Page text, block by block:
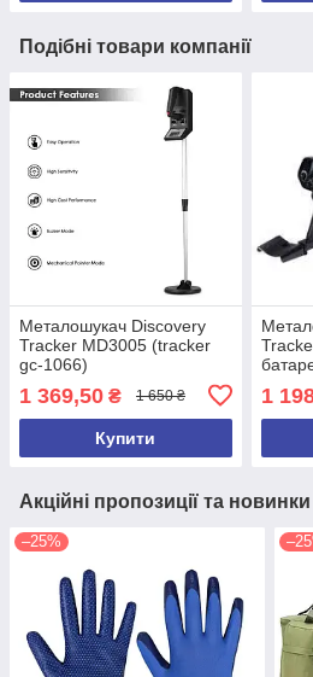
Подібні товари компанії
Металошукач Discovery
Tracker MD3005 (tracker
gc-1066)
1 369,50 ₴ 1 650 ₴
Купити
1
Акційні пропозиції та новинки
–25%